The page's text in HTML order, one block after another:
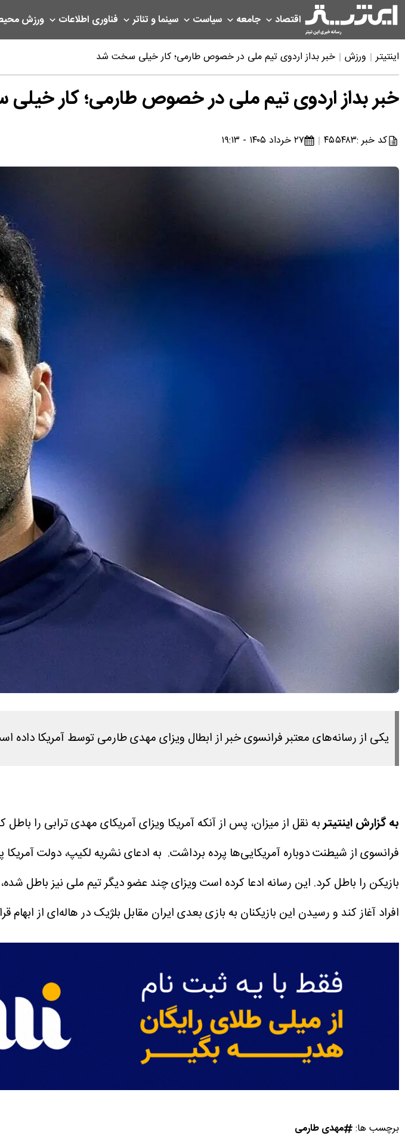
اقتصاد جامعه سیاست سینما و تئاتر فناوری اطلاعات ورزش
اینتیتر ورزش خبر بداز اردوی تیم ملی در خصوص طارمی؛ کار خیلی سخت شد
خبر بداز اردوی تیم ملی در خصوص طارمی؛ کار
کد خبر :۴۵۵۴۸۳ ۲۷ خرداد ۱۴۰۵ - ۱۹:۱۳
یکی از رسانه‌های معتبر فرانسوی خبر از ابطال ویزای مهدی طارمی توسط آمریکا داده
به گزارش اینتیتربه نقل از میزان، پس از آنکه آمریکا ویزای آمریکای مهدی ترابی را
فرانسوی از شیطنت دوباره آمریکایی‌ها پرده برداشت. به ادعای نشریه لکیپ، دولت
بازیکن را باطل کرد. این رسانه ادعا کرده است ویزای چند عضو دیگر تیم ملی نیز باطل شده،
افراد آغاز کند و رسیدن این بازیکنان به بازی بعدی ایران مقابل بلژیک در هاله‌ای از ابهام
برچسب ها: مهدی طارمی